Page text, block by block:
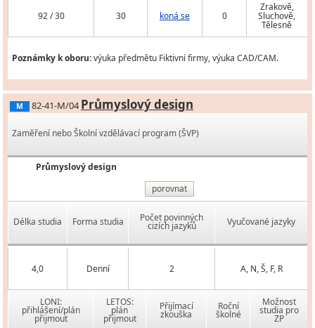
92 / 30 30 koná se 0
Zrakově,
Sluchově,
Tělesně
Poznámky k oboru:výuka předmětu Fiktivní firmy, výuka CAD/CAM.
M 82-41-M/04 Průmyslový design
Zaměření nebo Školní vzdělávací program (ŠVP)
Průmyslový design
porovnat
Délka studia Forma studia Počet povinných
cizích jazyků Vyučované jazyky
4,0 Denní 2 A, N, Š, F, R
LONI:
přihlášení/plán
přijmout
LETOS:
plán
přijmout
Přijímací
zkouška
Roční
školné
Možnost
studia pro
ZP